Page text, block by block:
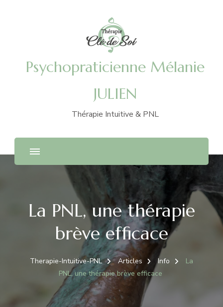
Psychopraticienne Mélanie
JULIEN
Thérapie Intuitive & PNL
La PNL, une thérapie
brève efficace
Therapie-Intuitive-PNL Articles Info
La
PNL, une thérapie brève efficace